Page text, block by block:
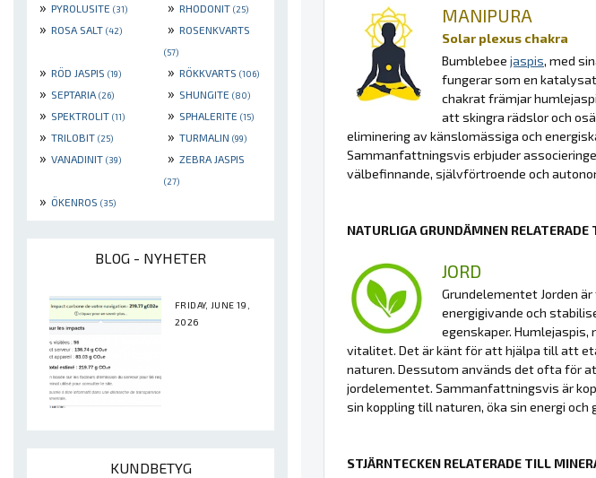
» PYROLUSITE (31) » RHODONIT (25)
» ROSA SALT (42) » ROSENKVARTS
(57)
» RÖD JASPIS (19) » RÖKKVARTS (106)
» SEPTARIA (26) » SHUNGITE (80)
» SPEKTROLIT (11) » SPHALERITE (15)
» TRILOBIT (25) » TURMALIN (99)
» VANADINIT (39) » ZEBRA JASPIS
(27)
» ÖKENROS (35)
BLOG - NYHETER
FRIDAY, JUNE 19,
2026
KUNDBETYG
MANIPURA
Solar plexus chakra
Bumblebee jaspis, med
fungerar som en
chakrat främjar
att skingra rädslor och
eliminering av känslomässiga och
Sammanfattningsvis erbjuder
välbefinnande, självförtroende och
NATURLIGA GRUNDÄMNEN
JORD
Grundelementet Jorden
energigivande och
egenskaper.
vitalitet. Det är känt för att hjälpa till att
naturen. Dessutom används det ofta för
jordelementet. Sammanfattningsvis är
sin koppling till naturen, öka sin energi
STJÄRNTECKEN RELATERADE TILL